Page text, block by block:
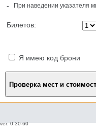
- При наведении указателя
Билетов:
Я имею код брони
ver: 0.30-60